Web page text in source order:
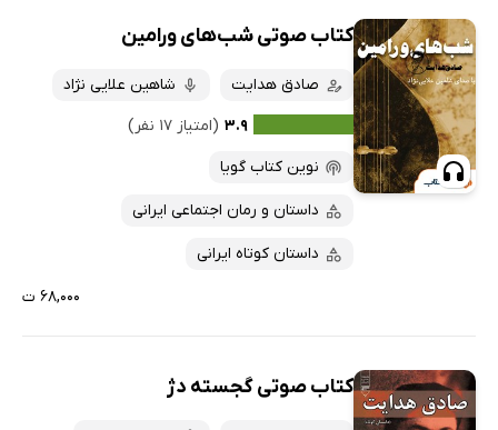
کتاب صوتی شب‌های ورامین
صادق هدایت
شاهین علایی نژاد
۳.۹ (امتیاز ۱۷ نفر)
نوین کتاب گویا
داستان و رمان اجتماعی ایرانی
داستان کوتاه ایرانی
۶۸,۰۰۰ ت
کتاب صوتی گجسته دژ